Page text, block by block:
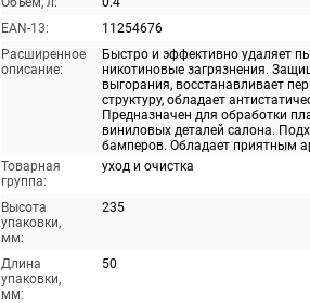
EAN-13:
11254676
Расширенное
описание:
Быстро и эффективно удаляет
никотиновые загрязнения.
выгорания, восстанавливает
структуру, обладает
Предназначен для обработки
виниловых деталей салона.
бамперов. Обладает приятным
Товарная
группа:
уход и очистка
Высота
упаковки,
мм:
235
Длина
упаковки,
мм:
50